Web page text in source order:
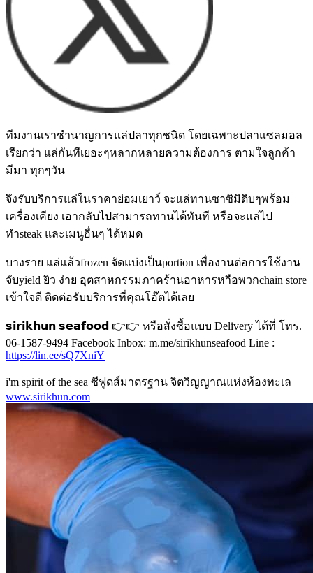
ทีมงานเราชำนาญการแล่ปลาทุกชนิด โดยเฉพาะปลาแซลมอล
เรียกว่า แล่กันทีเยอะๆหลากหลายความต้องการ ตามใจลูกค้า
มีมา ทุกๆวัน
จึงรับบริการแล่ในราคาย่อมเยาว์ จะแล่ทานซาซิมิดิบๆพร้อม
เครื่องเคียง เอากลับไปสามารถทานได้ทันที หรือจะแล่ไป
ทำsteak และเมนูอื่นๆ ได้หมด
บางราย แล่แล้วfrozen จัดแบ่งเป็นportion เพื่องานต่อการใช้งาน
จับyield ยิว ง่าย อุตสาหกรรมภาคร้านอาหารหาือพวกchain store
เข้าใจดี ติดต่อรับบริการที่คุณโอ๊ตได้เลย
𝘀𝗶𝗿𝗶𝗸𝗵𝘂𝗻 𝘀𝗲𝗮𝗳𝗼𝗼𝗱 👉👉 หรือสั่งซื้อแบบ Delivery ได้ที่ โทร.
06-1587-9494 Facebook Inbox: m.me/sirikhunseafood Line :
https://lin.ee/sQ7XniY
i'm spirit of the sea ซีฟูดส์มาตรฐาน จิตวิญญาณแห่งท้องทะเล
www.sirikhun.com